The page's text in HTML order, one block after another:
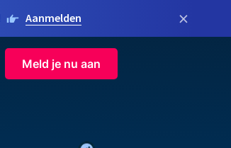
Aanmelden ×
Meld je nu aan